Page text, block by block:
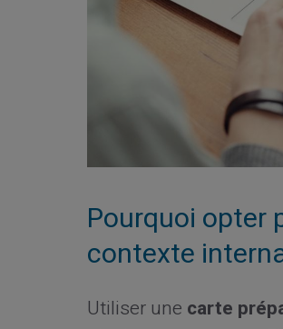
Pourquoi opter
contexte
Utiliser une carte